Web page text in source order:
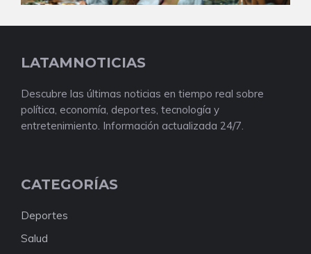
LATAMNOTICIAS
Descubre las últimas noticias en tiempo real sobre
política, economía, deportes, tecnología y
entretenimiento. Información actualizada 24/7.
CATEGORÍAS
Deportes
Salud